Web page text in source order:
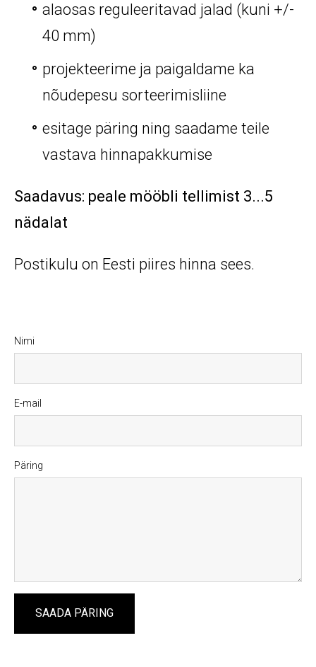
alaosas reguleeritavad jalad (kuni +/-
40 mm)
projekteerime ja paigaldame ka
nõudepesu sorteerimisliine
esitage päring ning saadame teile
vastava hinnapakkumise
Saadavus: peale mööbli tellimist 3...5
nädalat
Postikulu on Eesti piires hinna sees.
Nimi
E-mail
Päring